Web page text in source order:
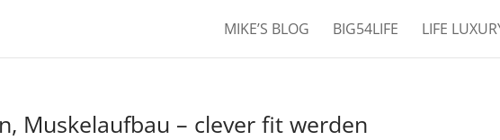
MIKE’S BLOG BIG54LIFE LIFE
Muskelaufbau – clever fit werden